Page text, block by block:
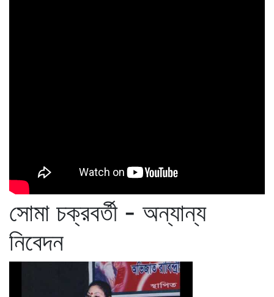
সোমা চক্রবর্তী - অন্যান্য
নিবেদন